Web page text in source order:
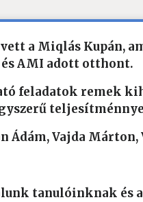
a Miqlás Kupán,
AMI adott otthont.
feladatok remek
Ádám, Vajda
tanulóinknak és